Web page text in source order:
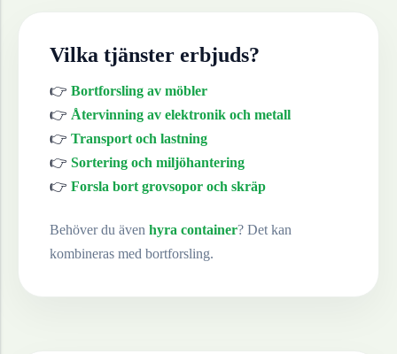
Vilka tjänster erbjuds?
👉 Bortforsling av möbler
👉 Återvinning av elektronik och metall
👉 Transport och lastning
👉 Sortering och miljöhantering
👉 Forsla bort grovsopor och skräp
Behöver du även hyra container? Det kan
kombineras med bortforsling.